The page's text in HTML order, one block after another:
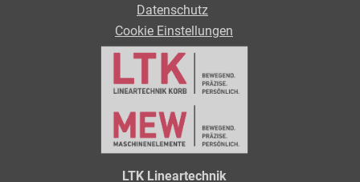
Datenschutz
Cookie Einstellungen
LTK Lineartechnik